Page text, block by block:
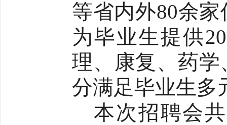
等省内外80余
为毕业生提供
理、康复、药
分满足毕业生多
本次招聘会